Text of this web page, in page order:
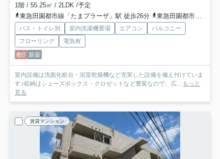
1階 / 55.25㎡ / 2LDK /予定
東急田園都市線「たまプラーザ」駅 徒歩26分
東急田園都市線「鷺沼」駅 徒歩31分
バス・トイレ別 室内洗濯機置場 エアコン
バルコニー
フローリング
電気有
敷0 新築
室内設備は洗面化粧台・浴室乾燥機など充実した設備を備え付けていま
す♪収納はシューズボックス・クロゼットなど豊富なので、広...
もっと
見る
賃貸マンション